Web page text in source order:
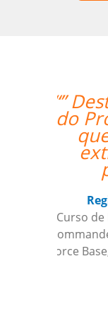
“”A
é
Curso